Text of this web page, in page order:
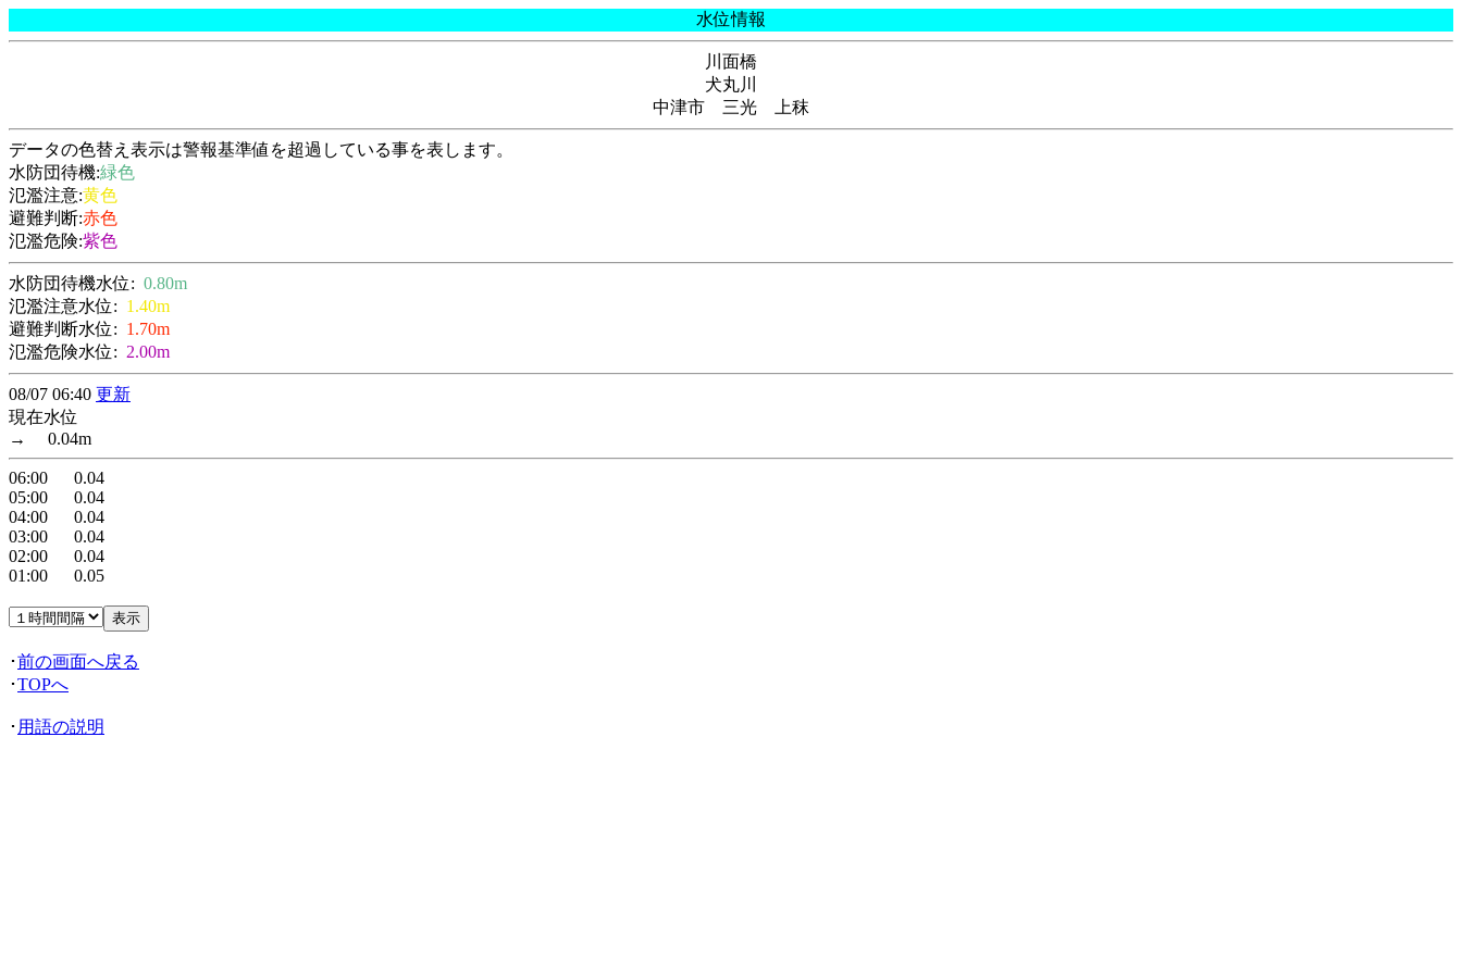
水位情報
川面橋
犬丸川
中津市 三光 上秣
データの色替え表示は警報基準値を超過している事を表します。
水防団待機:緑色
氾濫注意:黄色
避難判断:赤色
氾濫危険:紫色
水防団待機水位: 0.80m
氾濫注意水位: 1.40m
避難判断水位: 1.70m
氾濫危険水位: 2.00m
08/07 06:40 更新
現在水位
→ 0.04m
06:00 0.04
05:00 0.04
04:00 0.04
03:00 0.04
02:00 0.04
01:00 0.05
･前の画面へ戻る
･TOPへ
･ 用語の説明